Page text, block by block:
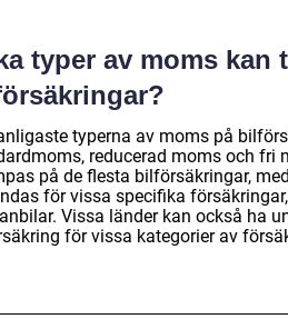
typer av moms kan
typerna av moms på
reducerad moms och fri
på de flesta bilförsäkringar,
för vissa specifika
Vissa länder kan också ha
för vissa kategorier av